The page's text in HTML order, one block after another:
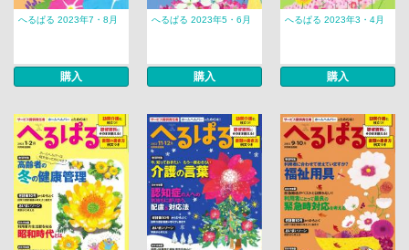
へるぱる 2023年7・8月
購入
へるぱる 2023年5・6月
購入
へるぱる 2023年3・4月
購入